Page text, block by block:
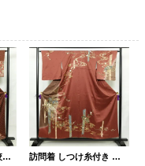
訪問着 良品 辻が花 絞り 正絹 花柄 袷仕立て 身丈162cm 裄丈64.5cm フォーマル 着物 茶 訪問着 しつけ糸付き 綸子 正絹 古典柄 袷仕立て 身丈156cm 裄丈64.5cm リサイクル着物 着物 箔 入学式 卒業式 結婚式 七五三 お宮参り フォーマル 小豆・エンジ